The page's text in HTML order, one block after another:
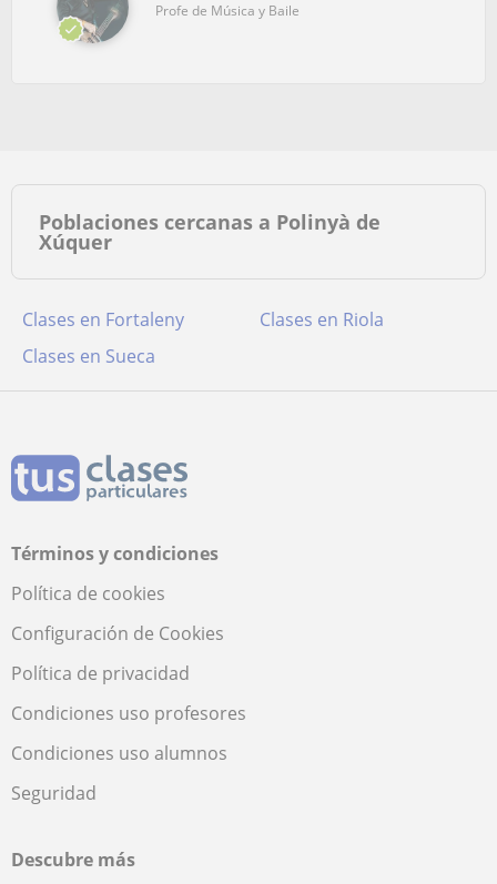
Profe de Música y Baile
Poblaciones cercanas a Polinyà de
Xúquer
Clases en Fortaleny
Clases en Riola
Clases en Sueca
Términos y condiciones
Política de cookies
Configuración de Cookies
Política de privacidad
Condiciones uso profesores
Condiciones uso alumnos
Seguridad
Descubre más